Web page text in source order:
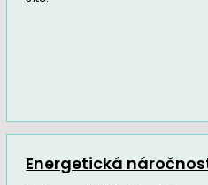
Energetická